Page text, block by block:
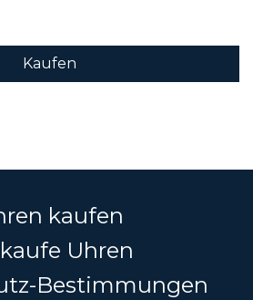
Kaufen
kaufen
Uhren
Bestimmungen